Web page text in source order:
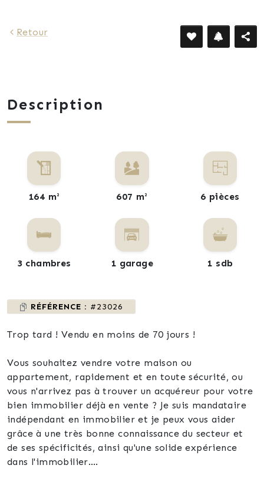
Retour
Description
164 m² 607 m² 6 pièces
3 chambres 1 garage 1 sdb
RÉFÉRENCE : #23026
Trop tard ! Vendu en moins de 70 jours !
Vous souhaitez vendre votre maison ou
appartement, rapidement et en toute sécurité, ou
vous n'arrivez pas à trouver un acquéreur pour votre
bien immobilier déjà en vente ? Je suis mandataire
indépendant en immobilier et je peux vous aider
grâce à une très bonne connaissance du secteur et
de ses spécificités, ainsi qu'une solide expérience
dans l'immobilier.